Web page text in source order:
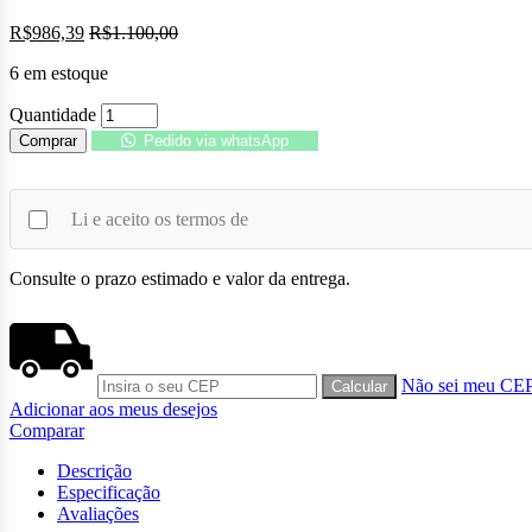
R$986,39 R$1.100,00
6 em estoque
Quantidade
Comprar Pedido via whatsApp
Li e aceito os termos de
Consulte o prazo estimado e valor da entrega.
Não sei meu
Adicionar aos meus desejos
Comparar
Descrição
Especificação
Avaliações